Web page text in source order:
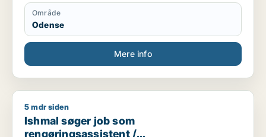
Område
Odense
Mere info
Ishmal søger job som rengøringsassistent /
5 mdr siden
Ishmal søger job som
rengøringsassistent /